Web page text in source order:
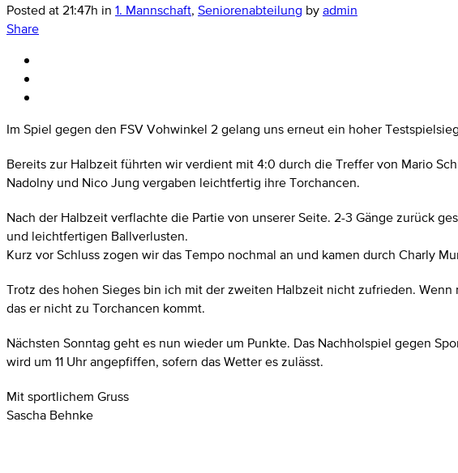
Posted at 21:47h in 1. Mannschaft, Seniorenabteilung byadmin
Share
Im Spiel gegen den FSV Vohwinkel 2 gelang uns erneut ein hoher
Bereits zur Halbzeit führten wir verdient mit 4:0 durch die Treffer von Mario
Nadolny und Nico Jung vergaben leichtfertig ihre Torchancen.
Nach der Halbzeit verflachte die Partie von unserer Seite. 2-3 Gänge zurück
und leichtfertigen Ballverlusten.
Kurz vor Schluss zogen wir das Tempo nochmal an und kamen durch Charly
Trotz des hohen Sieges bin ich mit der zweiten Halbzeit nicht zufrieden.
das er nicht zu Torchancen kommt.
Nächsten Sonntag geht es nun wieder um Punkte. Das Nachholspiel gegen
wird um 11 Uhr angepfiffen, sofern das Wetter es zulässt.
Mit sportlichem Gruss
Sascha Behnke